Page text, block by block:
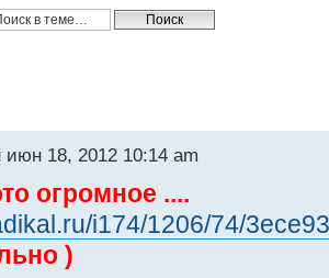
18, 2012 10:14 am
огромное ....
i174/1206/74/
)